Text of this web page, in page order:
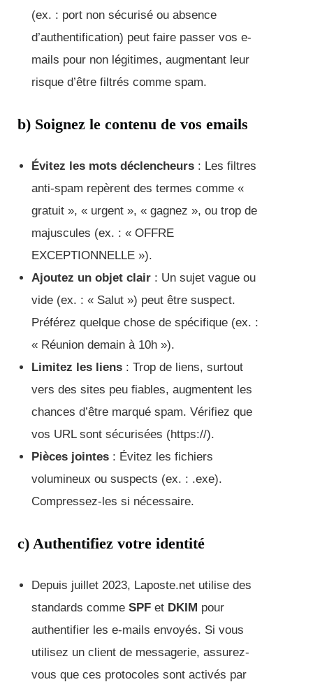
(ex. : port non sécurisé ou absence
d’authentification) peut faire passer vos e-
mails pour non légitimes, augmentant leur
risque d’être filtrés comme spam.
b) Soignez le contenu de vos emails
Évitez les mots déclencheurs : Les filtres
anti-spam repèrent des termes comme «
gratuit », « urgent », « gagnez », ou trop de
majuscules (ex. : « OFFRE
EXCEPTIONNELLE »).
Ajoutez un objet clair : Un sujet vague ou
vide (ex. : « Salut ») peut être suspect.
Préférez quelque chose de spécifique (ex. :
« Réunion demain à 10h »).
Limitez les liens : Trop de liens, surtout
vers des sites peu fiables, augmentent les
chances d’être marqué spam. Vérifiez que
vos URL sont sécurisées (https://).
Pièces jointes : Évitez les fichiers
volumineux ou suspects (ex. : .exe).
Compressez-les si nécessaire.
c) Authentifiez votre identité
Depuis juillet 2023, Laposte.net utilise des
standards comme SPF et DKIM pour
authentifier les e-mails envoyés. Si vous
utilisez un client de messagerie, assurez-
vous que ces protocoles sont activés par